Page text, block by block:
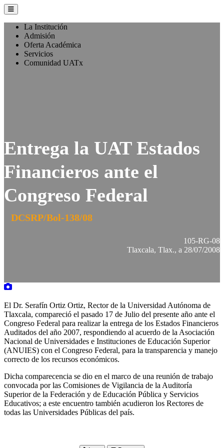
La Institución
Admisión
Oferta Académica
Servicios
Comunidad UATx
Entrega la UAT Estados
Financieros ante el
Congreso Federal
DCSRP/Bol-138/08
105-RG-08
Tlaxcala, Tlax., a 28/07/2008
El Dr. Serafín Ortiz Ortiz, Rector de la Universidad Autónoma de
Tlaxcala, compareció el pasado 17 de Julio del presente año ante el
Congreso Federal para realizar la entrega de los Estados Financieros
Auditados del año 2007, respondiendo al acuerdo de la Asociación
Nacional de Universidades e Instituciones de Educación Superior
(ANUIES) con el Congreso Federal, para la transparencia y manejo
correcto de los recursos económicos.
Dicha comparecencia se dio en el marco de una reunión de trabajo
convocada por las Comisiones de Vigilancia de la Auditoría
Superior de la Federación y de Educación Pública y Servicios
Educativos; a este encuentro también acudieron los Rectores de
todas las Universidades Públicas del país.